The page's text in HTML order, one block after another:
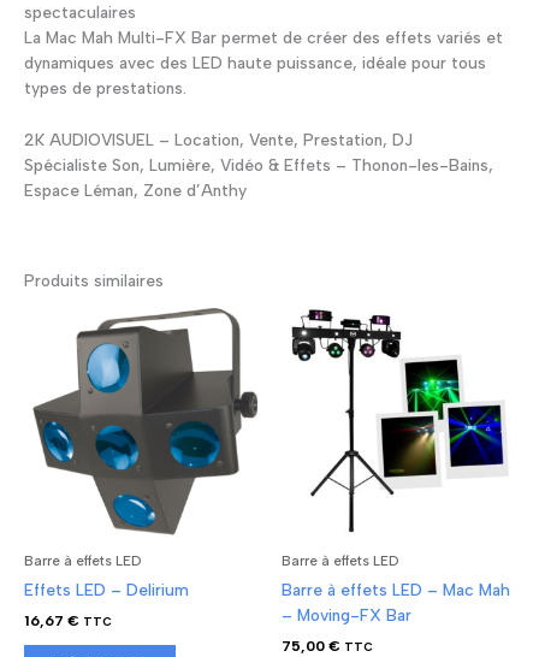
spectaculaires
La Mac Mah Multi-FX Bar permet de créer des effets variés et
dynamiques avec des LED haute puissance, idéale pour tous
types de prestations.
2K AUDIOVISUEL – Location, Vente, Prestation, DJ
Spécialiste Son, Lumière, Vidéo & Effets – Thonon-les-Bains,
Espace Léman, Zone d’Anthy
Produits similaires
Barre à effets LED
Effets LED – Delirium
16,67 € TTC
Barre à effets LED
Barre à effets LED – Mac Mah
– Moving-FX Bar
75,00 € TTC